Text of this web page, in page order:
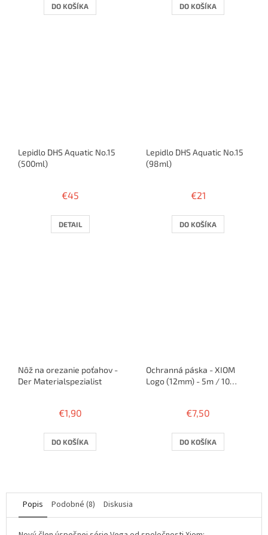
DO KOŠÍKA DO KOŠÍKA
Lepidlo DHS Aquatic No.15
(500ml)
€45
DETAIL
Lepidlo DHS Aquatic No.15
(98ml)
€21
DO KOŠÍKA
Nôž na orezanie poťahov -
Der Materialspezialist
€1,90
DO KOŠÍKA
Ochranná páska - XIOM
Logo (12mm) - 5m / 10
€7,50
DO KOŠÍKA
Popis Podobné (8) Diskusia